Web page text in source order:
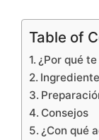
Table of
¿Por qué
Consejos
¿Con qué